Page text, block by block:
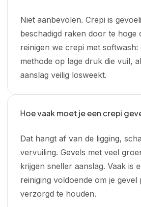
Niet aanbevolen. Crepi is
beschadigd raken door te hoge
reinigen we crepi met softwash:
methode op lage druk die vuil,
aanslag veilig losweekt.
Hoe vaak moet je een crepi
Dat hangt af van de ligging,
vervuiling. Gevels met veel
krijgen sneller aanslag. Vaak is
reiniging voldoende om je
verzorgd te houden.